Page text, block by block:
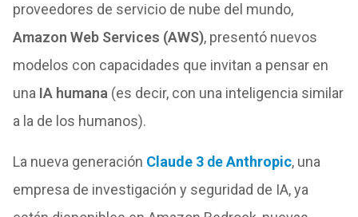
proveedores de servicio de nube del mundo,
Amazon Web Services (AWS), presentó nuevos
modelos con capacidades que invitan a pensar en
una IA humana (es decir, con una inteligencia similar
a la de los humanos).
La nueva generación Claude 3deAnthropic, una
empresa de investigación y seguridad de IA, ya